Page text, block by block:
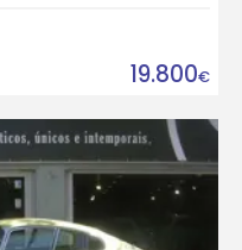
19.800€